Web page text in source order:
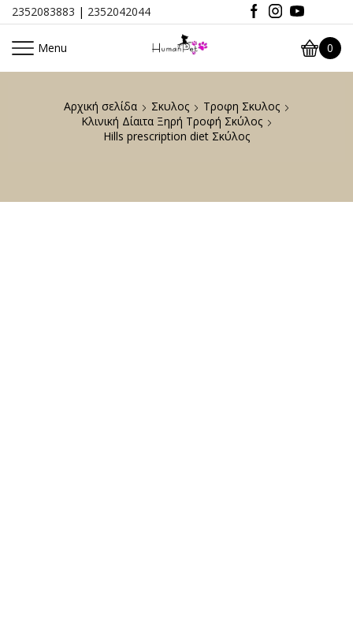
2352083883 | 2352042044
Menu 0
Αρχική σελίδα Σκυλος
Τροφη Σκυλος
Κλινική Δίαιτα Ξηρή Τροφή Σκύλος
Hills prescription diet Σκύλος